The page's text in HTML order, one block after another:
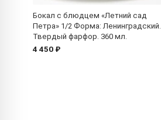
Бокал с блюдцем «Летний сад
Петра» 1/2 Форма: Ленинградский.
Твердый фарфор. 360 мл.
4 450 ₽